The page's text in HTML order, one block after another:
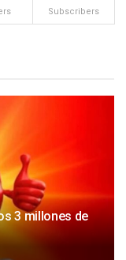
Subscribers
3 millones de